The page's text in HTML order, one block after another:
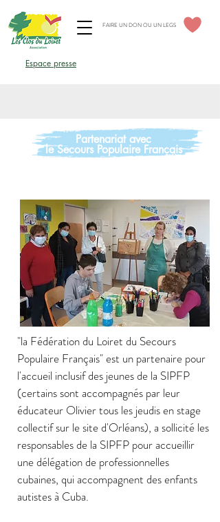
FAIRE UN DON OU UN LEGS
Espace presse
Partenariat avec
le Secours Populaire Français
"la Fédération du Loiret du Secours
Populaire Français" est un partenaire pour
l'accueil inclusif des jeunes de la SIPFP
(certains sont accompagnés par leur
éducateur Olivier tous les jeudis en stage
collectif sur le site d'Orléans), a sollicité les
responsables de la SIPFP pour accueillir
une délégation de professionnelles
cubaines, qui accompagnent des enfants
autistes à Cuba.